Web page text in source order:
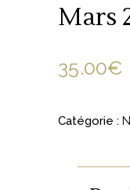
Mars
35.00€
Catégorie :